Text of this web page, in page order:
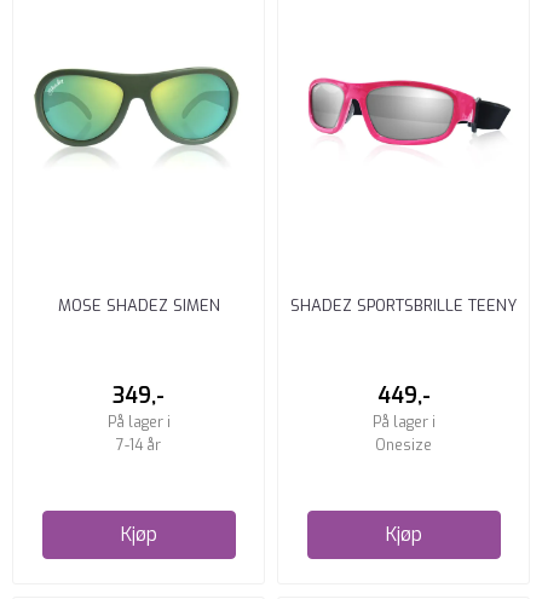
MOSE SHADEZ SIMEN
349,-
På lager i
7-14 år
Kjøp
SHADEZ SPORTSBRILLE TEENY
449,-
På lager i
Onesize
Kjøp